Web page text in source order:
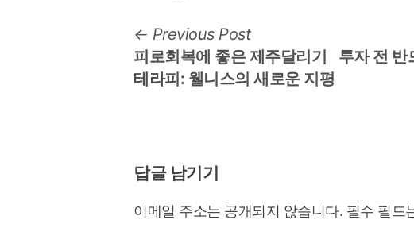
글
탐
Previous PostPrevious
post:
피로회복에 좋은 제주달리기
테라피: 웰니스의 새로운 지평
투자 전 반
답글 남기기
이메일 주소는 공개되지 않습니다. 필수 필드